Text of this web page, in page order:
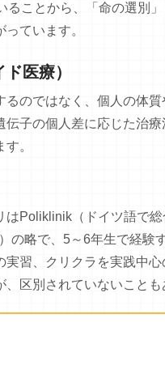
ことから、「命の選別
ています。
医療）
のではなく、個人の体
子の個人差に応じた治
。
Poliklinik（ドイツ語で
の略で、5～6年生で経験
習、クリクラを実践中
区別されていないことも